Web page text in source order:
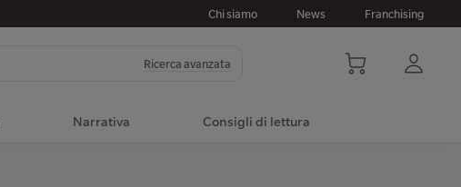
Chi siamo News Franchising
Ricerca avanzata
Narrativa Consigli di lettura